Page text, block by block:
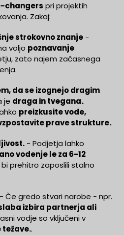
changers pri projektih
Zakaj:
strokovno znanje -
voljo poznavanje
zato najem začasnega
da se izognejo dragim
je draga in tvegana..
preizkusite vode,
prave strukture..
- Podjetja lahko
vodenje le za 6-12
prehitro zaposlili stalno
- Če gredo stvari narobe - npr.
izbira partnerja ali
vodje so vključeni v
.